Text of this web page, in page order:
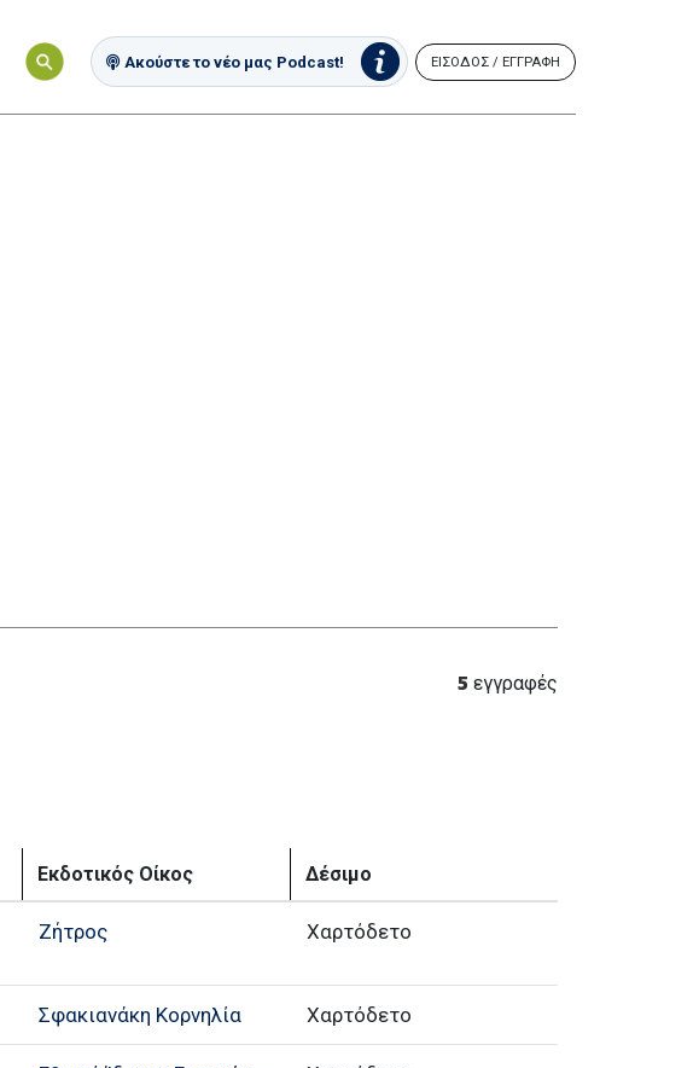
Ακούστε το νέο μας Podcast! ΕΙΣΟΔΟΣ / ΕΓΓΡΑΦΗ
5 εγγραφές
Εκδοτικός Οίκος Δέσιμο
Ζήτρος Χαρτόδετο
Σφακιανάκη Κορνηλία Χαρτόδετο